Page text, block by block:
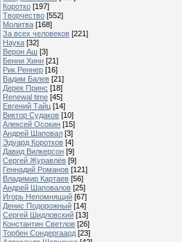
Коротко [197]
Творчество [552]
Молитва [168]
За всех человеков [221]
Наука [32]
Верон Аш [3]
Бенни Хинн [21]
Рик Реннер [16]
Вадим Балев [21]
Дерек Принс [18]
Renewal time [45]
Евгений Тайц [14]
Виктор Судаков [10]
Алексей Осокин [15]
Андрей Шаповал [3]
Эдуард Коротков [4]
Давид Вилкерсон [9]
Сергей Журавлёв [9]
Геннадий Романов [121]
Владимир Картаев [56]
Андрей Шаповалов [25]
Игорь Непомнящий [67]
Денис Подорожный [14]
Сергей Шидловский [13]
Константин Светлов [26]
Торбен Сондергаард [23]